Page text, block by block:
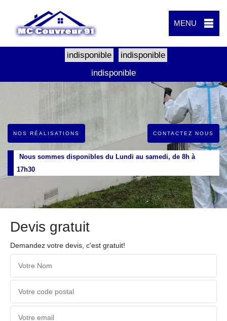
MENU
indisponible
indisponible
indisponible
NOS RÉALISATIONS CONTACTEZ NOUS
Nous sommes disponibles du Lundi au samedi, de 8h à
17h30
Devis gratuit
Demandez votre devis, c'est gratuit!